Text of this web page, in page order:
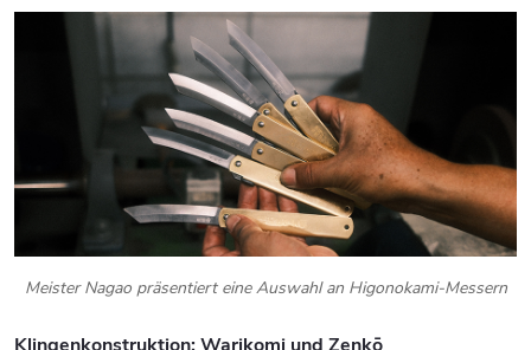
Meister Nagao präsentiert eine Auswahl an Higonokami-Messern